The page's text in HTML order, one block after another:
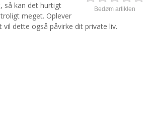
Bedøm artiklen
så kan det hurtigt
meget. Oplever
vil dette også påvirke dit private liv.